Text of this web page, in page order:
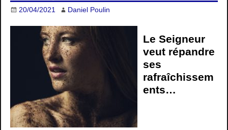
20/04/2021 Daniel Poulin
Le Seigneur
veut répandre
ses
rafraîchissem
ents…